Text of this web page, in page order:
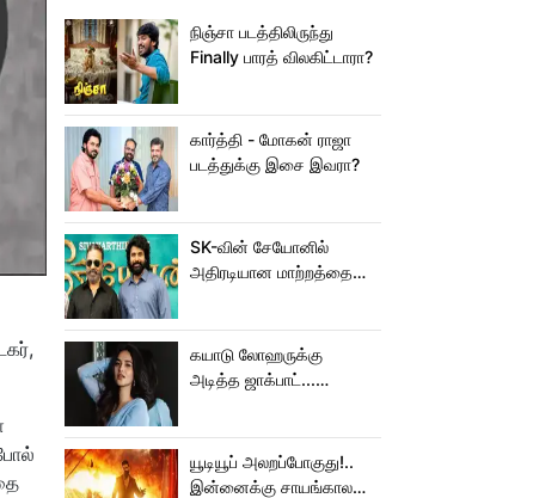
நிஞ்சா படத்திலிருந்து
Finally பாரத் விலகிட்டாரா?
கார்த்தி - மோகன் ராஜா
படத்துக்கு இசை இவரா?
SK-வின் சேயோனில்
அதிரடியான மாற்றத்தை
கயாடு லோஹருக்கு
அடித்த ஜாக்பாட்...
யூடியூப் அலறப்போகுது!..
இன்னைக்கு சாயங்காலம்